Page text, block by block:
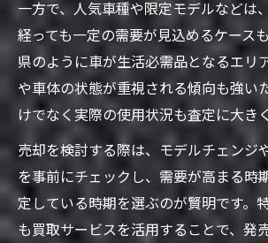
車買取業者の対応範囲と選
壊れた車の車買取成功事例
売れない車の買取可否と成功の
車買取で売れない車の特徴
事故車や過走行車の車買取
車買取専門店と一般店の違
売れない車でも現金化でき
車買取で失敗しないための
一方で、人気車種や限定モデルなどは
経っても一定の需要が見込めるケース
県のように車が生活必需品となるエリ
や車体の状態が重視される傾向も強い
けでなく実際の使用状況も査定に大き
売却を検討する際は、モデルチェンジ
を事前にチェックし、需要が高まる時
定している時期を選ぶのが賢明です。
も買取サービスを活用することで、発